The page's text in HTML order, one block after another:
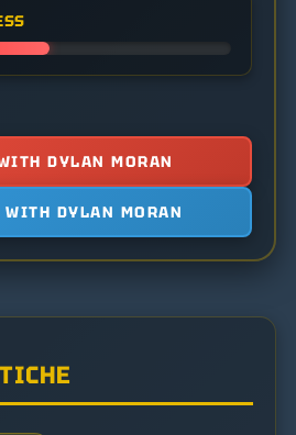
DYLAN MORAN
DYLAN MORAN